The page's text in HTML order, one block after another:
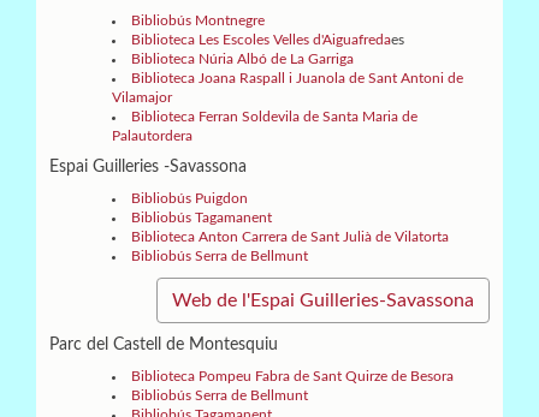
Bibliobús Montnegre
Biblioteca Les Escoles Velles d'Aiguafredaes
Biblioteca Núria Albó de La Garriga
Biblioteca Joana Raspall i Juanola de Sant Antoni de
Vilamajor
Biblioteca Ferran Soldevila de Santa Maria de
Palautordera
Espai Guilleries -Savassona
Bibliobús Puigdon
Bibliobús Tagamanent
Biblioteca Anton Carrera de Sant Julià de Vilatorta
Bibliobús Serra de Bellmunt
Web de l'Espai Guilleries-Savassona
Parc del Castell de Montesquiu
Biblioteca Pompeu Fabra de Sant Quirze de Besora
Bibliobús Serra de Bellmunt